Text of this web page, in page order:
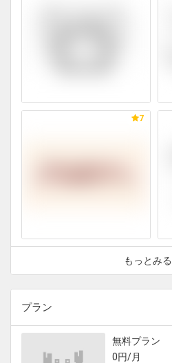
7
もっとみる
プラン
無料プラン
0円/月